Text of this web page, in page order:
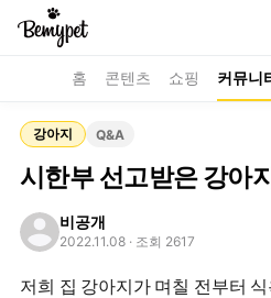
홈 콘텐츠 쇼핑 커뮤니
강아지 Q&A
시한부 선고받은 강아지
비공개
2022.11.08 · 조회 2617
저희 집 강아지가 며칠 전부터